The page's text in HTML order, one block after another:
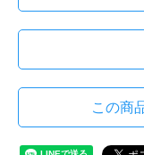
この商